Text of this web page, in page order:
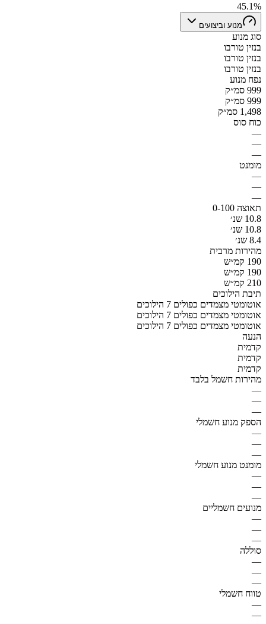
45.1%
מנוע וביצועים
סוג מנוע
בנזין טורבו
בנזין טורבו
בנזין טורבו
נפח מנוע
999 סמ״ק
999 סמ״ק
1,498 סמ״ק
כוח סוס
—
—
—
מומנט
—
—
—
תאוצה 0-100
10.8 שנ׳
10.8 שנ׳
8.4 שנ׳
מהירות מרבית
190 קמ״ש
190 קמ״ש
210 קמ״ש
תיבת הילוכים
אוטומטי מצמדים כפולים 7 הילוכים
אוטומטי מצמדים כפולים 7 הילוכים
אוטומטי מצמדים כפולים 7 הילוכים
הנעה
קדמית
קדמית
קדמית
מהירות חשמל בלבד
—
—
—
הספק מנוע חשמלי
—
—
—
מומנט מנוע חשמלי
—
—
—
מנועים חשמליים
—
—
—
סוללה
—
—
—
טווח חשמלי
—
—